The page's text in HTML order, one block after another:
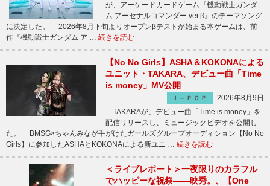
が、アーケードカードゲーム『機動戦士ガンダ
ム アーセナルコマンダー ver.β』のテーマソング
に決定した。 2026年8月下旬よりオープンβテストが始まる本ゲームは、前
作『機動戦士ガンダム ア … 続きを読む
【No No Girls】ASHA＆KOKONAによる
ユニット・TAKARA、デビュー曲「Time
is money」MV公開
Ｊ－ＰＯＰ
2026年8月9日
TAKARAが、デビュー曲「Time is money」を
配信リリースし、ミュージックビデオを公開し
た。 BMSG×ちゃんみなが手がけたガールズグループオーディション【No No
Girls】に参加したASHAとKOKONAによる新ユニ … 続きを読む
＜ライブレポート＞一夜限りのカラフル
でハッピーな祝祭――映秀。、【One